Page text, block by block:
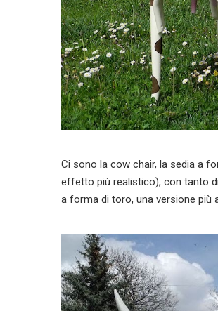
Ci sono la cow chair, la sedia a
effetto più realistico), con tanto
a forma di toro, una versione più